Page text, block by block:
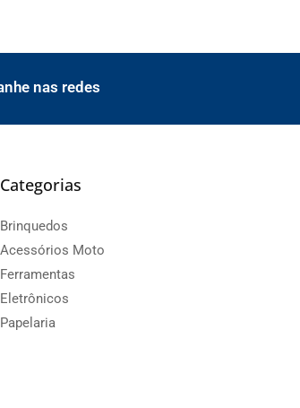
nas redes
Categorias
Brinquedos
Acessórios Moto
Ferramentas
Eletrônicos
Papelaria